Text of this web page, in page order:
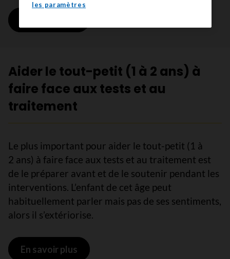
Aider le tout-petit (1 à 2 ans) à
faire face aux tests et au
traitement
Le plus important pour aider le tout-petit (1 à
2 ans) à faire face aux tests et au traitement est
de le préparer avant et de le soutenir pendant les
interventions. L’enfant de cet âge peut
habituellement parler mais pas de ses sentiments,
alors il s’extériorise.
En savoir plus sur Aider le tout-petit (1 à 2 ans) à
les paramètres